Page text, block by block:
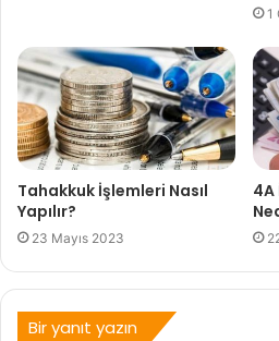
1
Tahakkuk İşlemleri Nasıl
Yapılır?
23 Mayıs 2023
4A
Bir yanıt yazın